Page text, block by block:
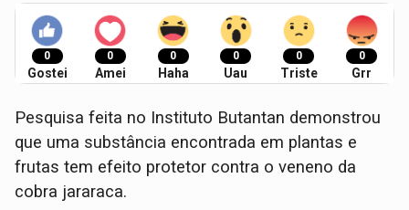
0
Gostei
0
Amei
0
Haha
0
Uau
0
Triste
0
Grr
Pesquisa feita no Instituto Butantan demonstrou
que uma substância encontrada em plantas e
frutas tem efeito protetor contra o veneno da
cobra jararaca.